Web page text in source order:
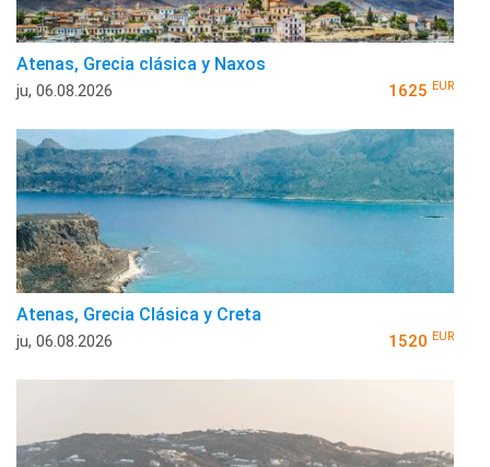
Atenas, Grecia clásica y Naxos
ju, 06.08.2026 1625 EUR
Atenas, Grecia Clásica y Creta
ju, 06.08.2026 1520 EUR